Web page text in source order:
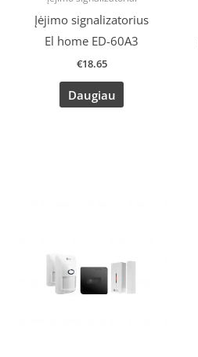
Įėjimo signalizatorius
El home ED-60A3
€18.65
Daugiau